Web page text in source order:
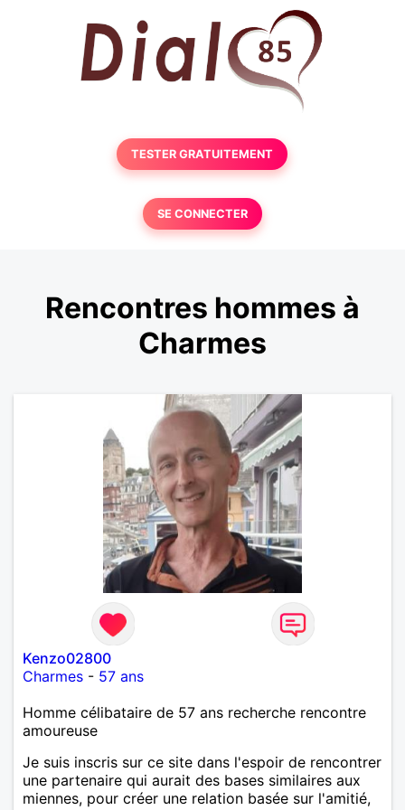
TESTER GRATUITEMENT
SE CONNECTER
Rencontres hommes à
Charmes
Kenzo02800
Charmes - 57 ans
Homme célibataire de 57 ans recherche rencontre
amoureuse
Je suis inscris sur ce site dans l'espoir de rencontrer
une partenaire qui aurait des bases similaires aux
miennes, pour créer une relation basée sur l'amitié,